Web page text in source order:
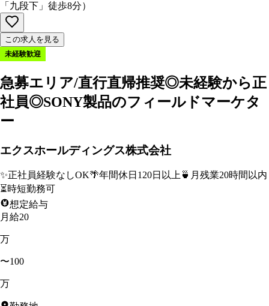
「九段下」徒歩8分）
この求人を見る
未経験歓迎
急募エリア/直行直帰推奨◎未経験から正
社員◎SONY製品のフィールドマーケタ
ー
エクスホールディングス株式会社
✨正社員経験なしOK🌴年間休日120日以上 🍵 月残業20時間以内
⏳時短勤務可
想定給与
月給20
万
〜100
万